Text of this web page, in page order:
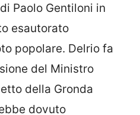
Paolo Gentiloni in
esautorato
popolare. Delrio fa
del Ministro
della Gronda
dovuto